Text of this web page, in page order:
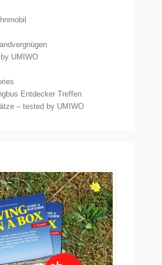
UMIWO
Entdecker Treffen
– tested by UMIWO